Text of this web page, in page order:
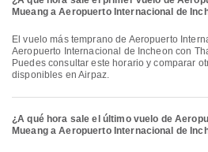
Mueang a Aeropuerto Internacional de
El vuelo más temprano de Aeropuerto Internacional Don Mueang a
Aeropuerto Internacional de Incheon con
Puedes consultar este horario y comparar
disponibles en Airpaz.
¿A qué hora sale el último vuelo de
Mueang a Aeropuerto Internacional de